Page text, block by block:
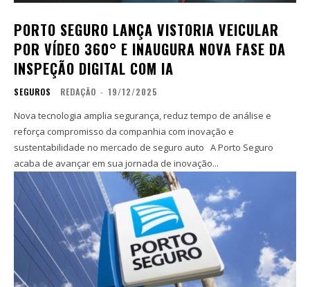
PORTO SEGURO LANÇA VISTORIA VEICULAR
POR VÍDEO 360° E INAUGURA NOVA FASE DA
INSPEÇÃO DIGITAL COM IA
SEGUROS REDAÇÃO - 19/12/2025
Nova tecnologia amplia segurança, reduz tempo de análise e
reforça compromisso da companhia com inovação e
sustentabilidade no mercado de seguro auto A Porto Seguro
acaba de avançar em sua jornada de inovação...